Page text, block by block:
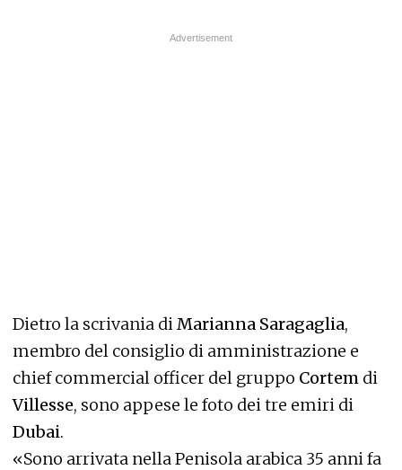
Dietro la scrivania di Marianna Saragaglia,
membro del consiglio di amministrazione e
chief commercial officer del gruppo Cortem di
Villesse, sono appese le foto dei tre emiri di
Dubai.
«Sono arrivata nella Penisola arabica 35 anni fa